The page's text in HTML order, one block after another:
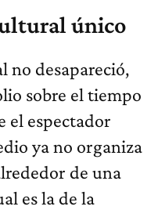
único
no desapareció,
sobre el tiempo
el espectador
ya no organiza
de una
es la de la